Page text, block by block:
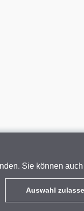
Sie können
Auswahl